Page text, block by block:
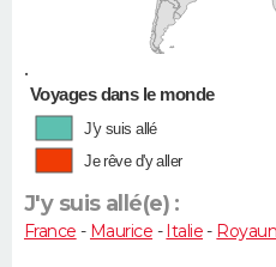
•
Voyages dans le monde
J'y suis allé
Je rêve d'y aller
J'y suis allé(e) :
France - Maurice -Italie-